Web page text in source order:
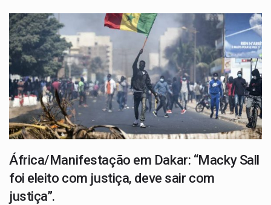
África/Manifestação em Dakar: “Macky Sall
foi eleito com justiça, deve sair com
justiça”.